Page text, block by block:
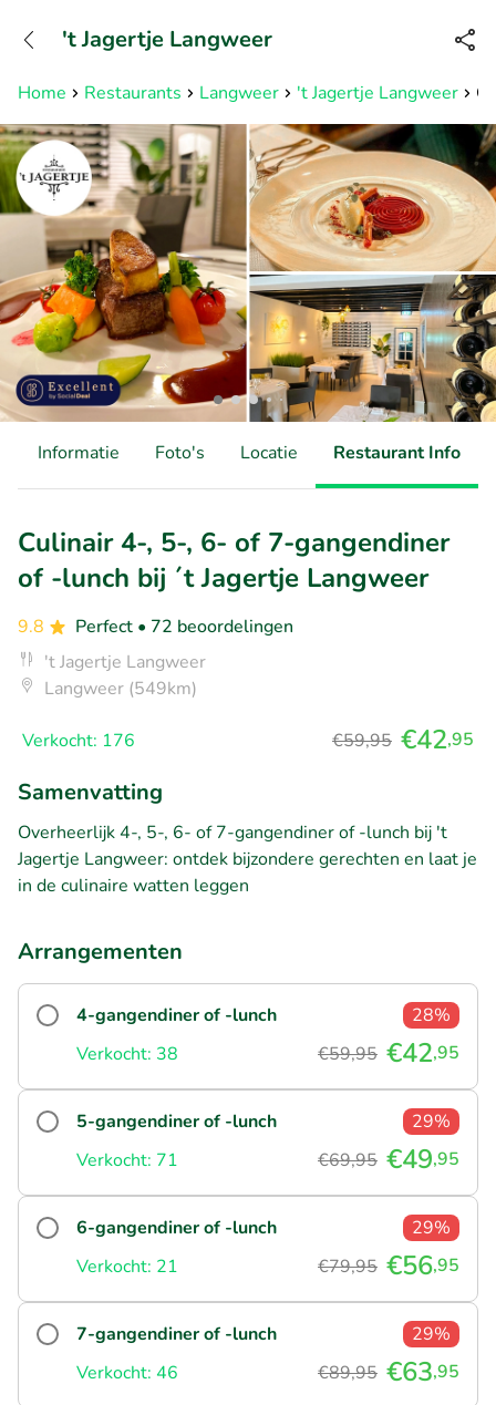
Bereikbaar tot 23:00 uur
Home Restaurants Langweer 't Jagertje Langweer
't Jagertje Langweer
Informatie Foto's Locatie Restaurant Info
Culinair 4-, 5-, 6- of 7-gangendiner
of -lunch bij ´t Jagertje Langweer
9.8 Perfect • 72 beoordelingen
't Jagertje Langweer
Langweer (549km)
Verkocht: 176 €59,95 €42,95
Samenvatting
Overheerlijk 4-, 5-, 6- of 7-gangendiner of -lunch bij 't
Jagertje Langweer: ontdek bijzondere gerechten en laat je
in de culinaire watten leggen
Arrangementen
4-gangendiner of -lunch
28%
Verkocht: 38
€59,95 €42,95
5-gangendiner of -lunch
29%
Verkocht: 71
€69,95 €49,95
6-gangendiner of -lunch
29%
Verkocht: 21
€79,95 €56,95
7-gangendiner of -lunch
29%
Verkocht: 46
€89,95 €63,95